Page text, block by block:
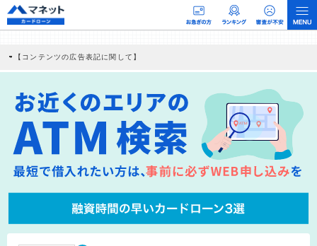
【コンテンツの広告表記に関して】
社に対して企業から紹介報酬が支払われるという収益モデルです。 ただし、特定の
商品を根拠なくPRするものではなく、当編集部の調査／ユーザーへの口コミ収集な
どに基づき、公平性を担保した情報提供を行っています。
>提携企業一覧